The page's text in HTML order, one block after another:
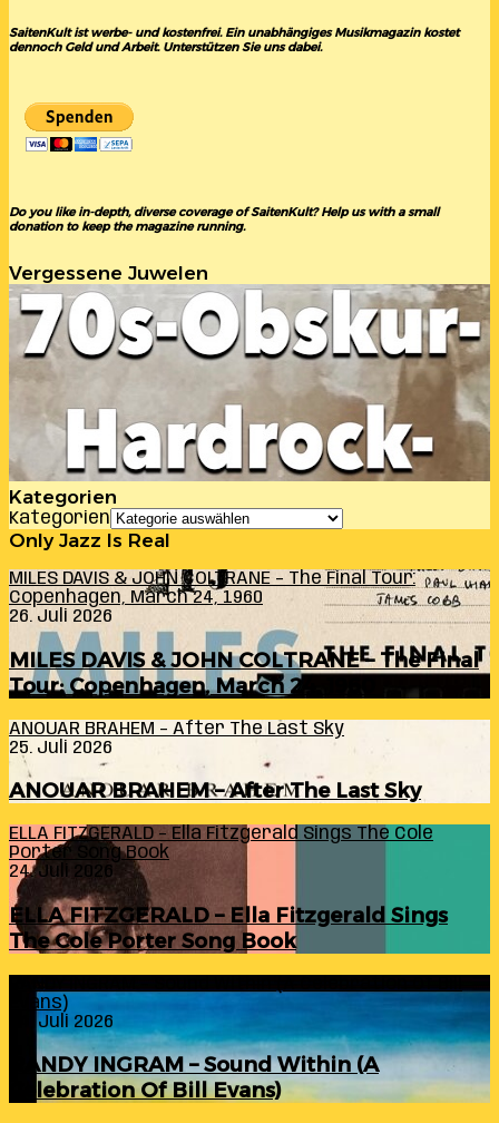
SaitenKult ist werbe- und kostenfrei. Ein unabhängiges Musikmagazin kostet
dennoch Geld und Arbeit. Unterstützen Sie uns dabei.
Do you like in-depth, diverse coverage of SaitenKult? Help us with a small
donation to keep the magazine running.
Vergessene Juwelen
Kategorien
Kategorien
Only Jazz Is Real
MILES DAVIS & JOHN COLTRANE – The Final Tour:
Copenhagen, March 24, 1960
26. Juli 2026
MILES DAVIS & JOHN COLTRANE – The Final
Tour: Copenhagen, March 24, 1960
ANOUAR BRAHEM – After The Last Sky
25. Juli 2026
ANOUAR BRAHEM – After The Last Sky
ELLA FITZGERALD – Ella Fitzgerald Sings The Cole
Porter Song Book
24. Juli 2026
ELLA FITZGERALD – Ella Fitzgerald Sings
The Cole Porter Song Book
Evans)
24. Juli 2026
RANDY INGRAM – Sound Within (A
Celebration Of Bill Evans)